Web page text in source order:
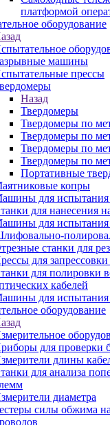
платформой
оборудование
машины
прессы
Назад
Твердомеры
Твердомеры по
Твердомеры по
Твердомеры по
Твердомеры по
Портативные
копры
для
для нанесения
для испытания
станки для
для запрессовки
для полировки
кабелей
для испытания
оборудование
для проверки
длины
для анализа
диаметра
силы обжима